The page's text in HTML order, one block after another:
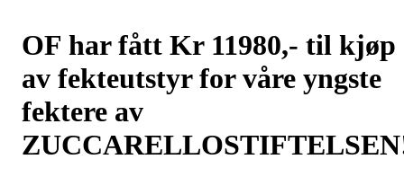
OF har fått Kr 11980,- til kjøp
av fekteutstyr for våre yngste
fektere av